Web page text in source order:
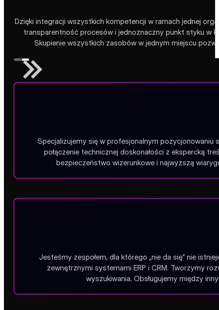
Dzięki integracji wszystkich kompetencji w ramach jednej
transparentność procesów i jednoznaczny punkt styku w
Skupienie wszystkich zasobów w jednym miejscu
Specjalizujemy się w profesjonalnym pozycjonowaniu
połączenie technicznej doskonałości z ekspercką
bezpieczeństwo wizerunkowe i najwyższą
Jesteśmy zespołem, dla którego „nie da się” nie
zewnętrznymi systemami ERP i CRM. Tworzymy
wyszukiwania. Obsługujemy między